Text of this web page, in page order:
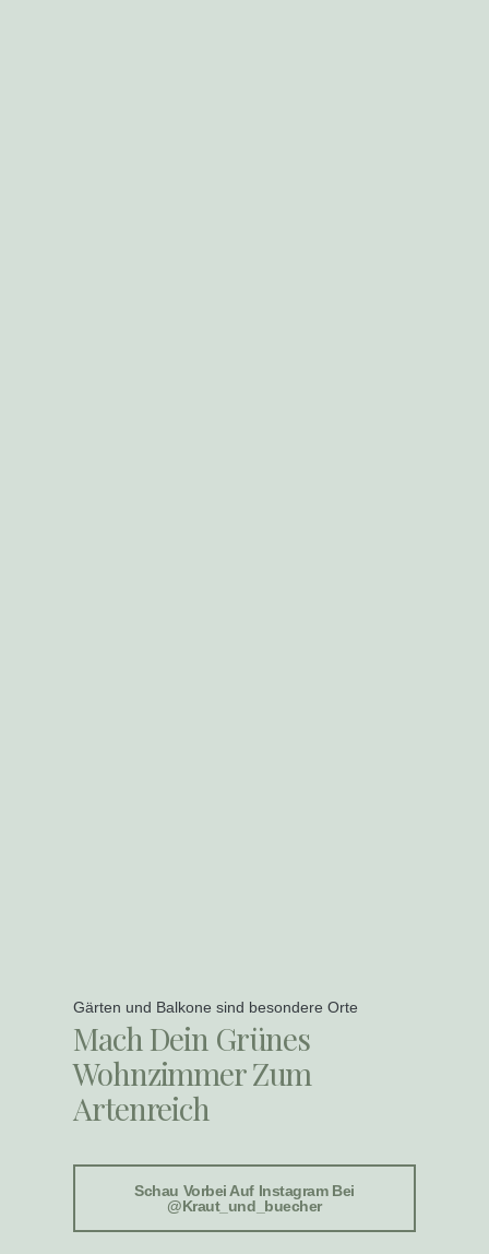
Gärten und Balkone sind besondere Orte
Mach Dein Grünes
Wohnzimmer Zum
Artenreich
Schau Vorbei Auf Instagram Bei
@kraut_und_buecher